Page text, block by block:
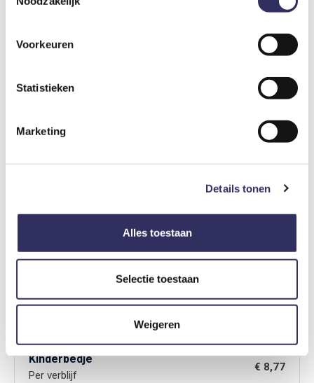
Voorkeuren
Statistieken
Marketing
Details tonen
Alles toestaan
Selectie toestaan
Weigeren
Toeristenbelasting
€ 2,58
Reserveringskosten
Per verblijf
€ 8,-
Per persoon
2 Handdoeken per set.
Kinderbedje
Per verblijf
€ 8,77